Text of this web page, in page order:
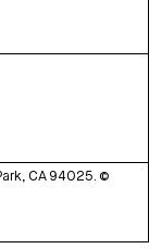
CA 94025. ©